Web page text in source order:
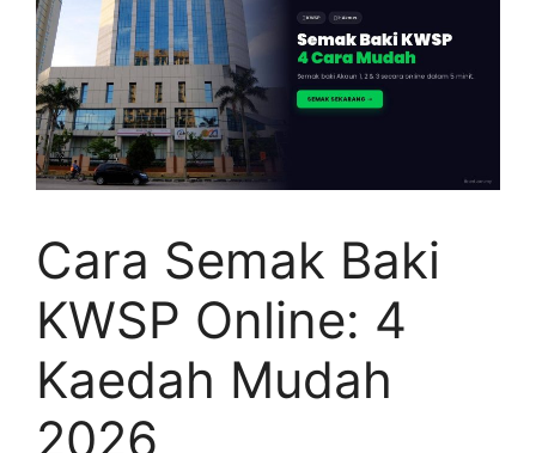
Cara Semak Baki
KWSP Online: 4
Kaedah Mudah
2026